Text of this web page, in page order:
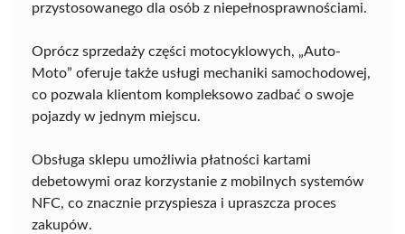
przystosowanego dla osób z niepełnosprawnościami.
Oprócz sprzedaży części motocyklowych, „Auto-
Moto” oferuje także usługi mechaniki samochodowej,
co pozwala klientom kompleksowo zadbać o swoje
pojazdy w jednym miejscu.
Obsługa sklepu umożliwia płatności kartami
debetowymi oraz korzystanie z mobilnych systemów
NFC, co znacznie przyspiesza i upraszcza proces
zakupów.